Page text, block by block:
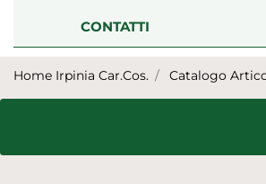
CONTATTI
Home Irpinia Car.Cos. Catalogo